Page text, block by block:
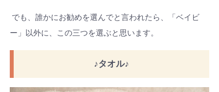
でも、誰かにお勧めを選んでと言われたら、「ベイビ
ー」以外に、この三つを選ぶと思います。
♪タオル♪